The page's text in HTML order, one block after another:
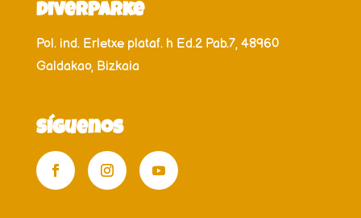
DiverParke
Pol. ind. Erletxe plataf. h Ed.2 Pab.7, 48960
Galdakao, Bizkaia
Síguenos